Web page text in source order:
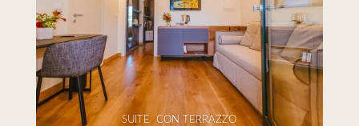
SUITE CON TERRAZZO